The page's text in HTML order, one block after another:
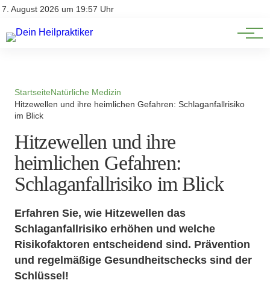
7. August 2026 um 19:57 Uhr
Impressum
Natürliche Medizin
Heilpflanzen & Kräuterkunde
StartseiteNatürliche Medizin
Hitzewellen und ihre heimlichen Gefahren: Schlaganfallrisiko
im Blick
Hitzewellen und ihre
heimlichen Gefahren:
Schlaganfallrisiko im Blick
Erfahren Sie, wie Hitzewellen das
Schlaganfallrisiko erhöhen und welche
Risikofaktoren entscheidend sind. Prävention
und regelmäßige Gesundheitschecks sind der
Schlüssel!